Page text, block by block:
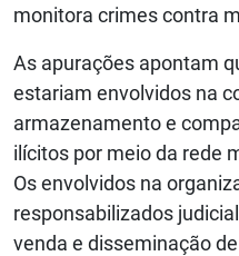
monitora crimes contra
As apurações apontam
estariam envolvidos na
armazenamento e
ilícitos por meio da rede
Os envolvidos na
responsabilizados
venda e disseminação